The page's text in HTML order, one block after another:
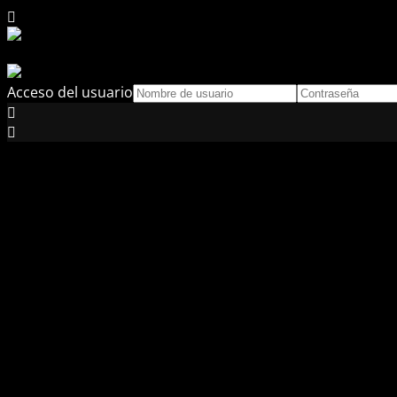
Acceso del usuario